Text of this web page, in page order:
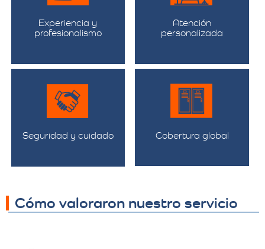
Experiencia y
profesionalismo
Atención
personalizada
Seguridad y cuidado Cobertura global
Cómo valoraron nuestro servicio